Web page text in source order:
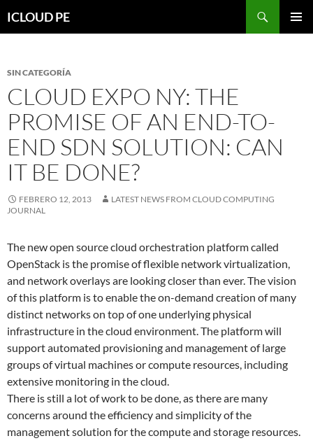
hacia
ICLOUD PE
SIN CATEGORÍA
CLOUD EXPO NY: THE
PROMISE OF AN END-TO-
END SDN SOLUTION: CAN
IT BE DONE?
FEBRERO 12, 2013
LATEST NEWS FROM CLOUD COMPUTING
JOURNAL
The new open source cloud orchestration platform called
OpenStack is the promise of flexible network virtualization,
and network overlays are looking closer than ever. The vision
of this platform is to enable the on-demand creation of many
distinct networks on top of one underlying physical
infrastructure in the cloud environment. The platform will
support automated provisioning and management of large
groups of virtual machines or compute resources, including
extensive monitoring in the cloud.
There is still a lot of work to be done, as there are many
concerns around the efficiency and simplicity of the
management solution for the compute and storage resources.